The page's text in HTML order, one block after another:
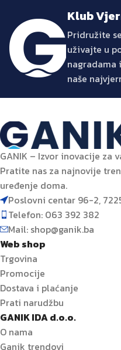
Klub
Pridružite
uživajte u
nagradama
naše
GANIK – Izvor inovacije za
Pratite nas za najnovije
uređenje doma.
Poslovni centar 96-2,
Telefon: 063 392 382
Mail: shop@ganik.ba
Web shop
Trgovina
Promocije
Dostava i plaćanje
Prati narudžbu
GANIK IDA d.o.o.
O nama
Ganik trendovi